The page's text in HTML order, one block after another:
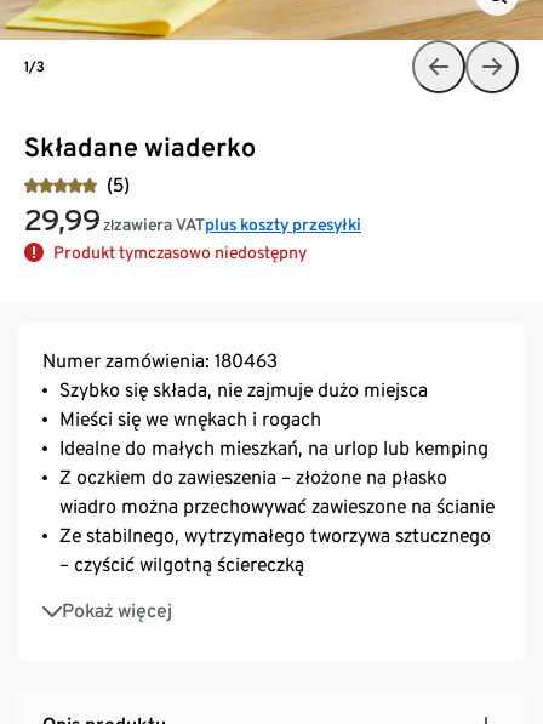
Składane wiaderko
(5)
29,99 złzawiera VATplus koszty przesyłki
Produkt tymczasowo niedostępny
1/3
Numer zamówienia: 180463
Szybko się składa, nie zajmuje dużo miejsca
Mieści się we wnękach i rogach
Idealne do małych mieszkań, na urlop lub kemping
Z oczkiem do zawieszenia – złożone na płasko
wiadro można przechowywać zawieszone na ścianie
Ze stabilnego, wytrzymałego tworzywa sztucznego
– czyścić wilgotną ściereczką
Pokaż więcej
Pojemność: ok. 5 l